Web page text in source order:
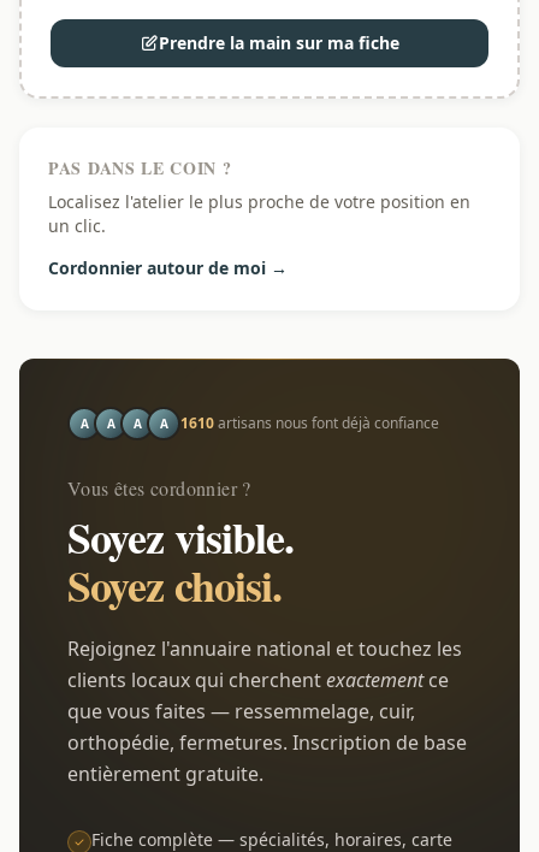
Prendre la main sur ma fiche
PAS DANS LE COIN ?
Localisez l'atelier le plus proche de votre position en
un clic.
Cordonnier autour de moi →
A A A A 1610artisans nous font déjà confiance
Vous êtes cordonnier ?
Soyez visible.
Soyez choisi.
Rejoignez l'annuaire national et touchez les
clients locaux qui cherchentexactementce
que vous faites — ressemmelage, cuir,
orthopédie, fermetures. Inscription de base
entièrement gratuite.
Fiche complète — spécialités, horaires, carte